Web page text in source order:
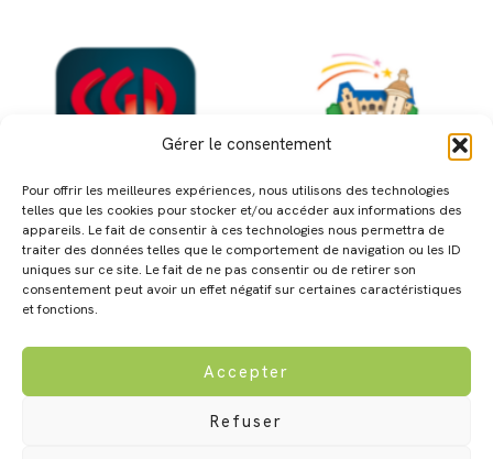
Gérer le consentement
Pour offrir les meilleures expériences, nous utilisons des technologies
telles que les cookies pour stocker et/ou accéder aux informations des
appareils. Le fait de consentir à ces technologies nous permettra de
traiter des données telles que le comportement de navigation ou les ID
uniques sur ce site. Le fait de ne pas consentir ou de retirer son
consentement peut avoir un effet négatif sur certaines caractéristiques
et fonctions.
Accepter
Refuser
© 2026 Lacq Aventure | Créé par
Nous recrutons